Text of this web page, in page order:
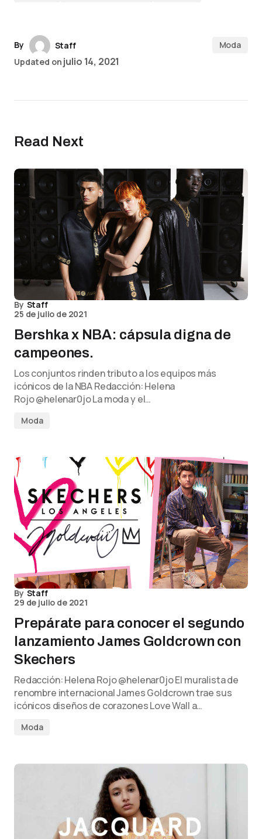
By
Staff
Updated on julio 14, 2021
Moda
Read Next
By Staff
25 de julio de 2021
Bershka x NBA: cápsula digna de
campeones.
Los conjuntos rinden tributo a los equipos más
icónicos de la NBA Redacción: Helena
Rojo @helenar0jo La moda y el…
Moda
By Staff
29 de julio de 2021
Prepárate para conocer el segundo
lanzamiento James Goldcrown con
Skechers
Redacción: Helena Rojo @helenar0jo El muralista de
renombre internacional James Goldcrown trae sus
icónicos diseños de corazones Love Wall a…
Moda